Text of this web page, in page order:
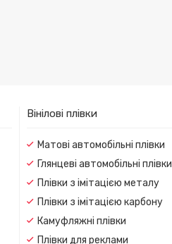
Вінілові плівки
Матові автомобільні плівки
Глянцеві автомобільні плівки
Плівки з імітацією металу
Плівки з імітацією карбону
Камуфляжні плівки
Плівки для реклами